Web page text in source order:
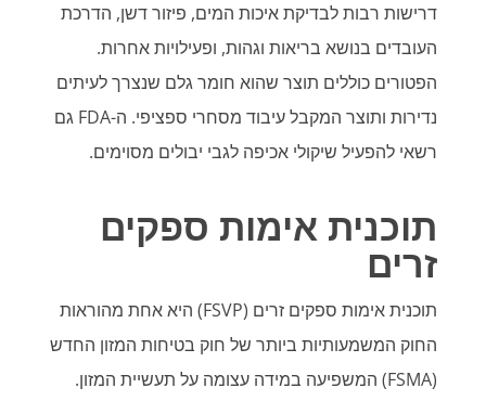
דרישות רבות לבדיקת איכות המים, פיזור דשן, הדרכת
העובדים בנושא בריאות וגהות, ופעילויות אחרות.
הפטורים כוללים תוצר שהוא חומר גלם שנצרך לעיתים
נדירות ותוצר המקבל עיבוד מסחרי ספציפי. ה-FDA גם
רשאי להפעיל שיקולי אכיפה לגבי יבולים מסוימים.
תוכנית אימות ספקים
זרים
תוכנית אימות ספקים זרים (FSVP) היא אחת מהוראות
החוק המשמעותיות ביותר של חוק בטיחות המזון החדש
(FSMA) המשפיעה במידה עצומה על תעשיית המזון.